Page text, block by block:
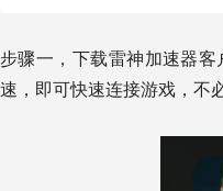
步骤一，下载雷神加速器
速，即可快速连接游戏，不